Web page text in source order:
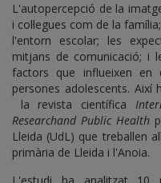
L'autopercepció de la
i col·legues com de la
l'entorn escolar; les
mitjans de comunicació; i
factors que influeixen
persones adolescents. Així
la revista científica
Researchand Public Health
Lleida (UdL) que treballen
primària de Lleida i l'Anoia.